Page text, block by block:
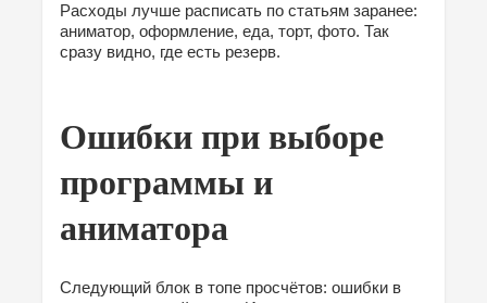
Расходы лучше расписать по статьям заранее:
аниматор, оформление, еда, торт, фото. Так
сразу видно, где есть резерв.
Ошибки при выборе
программы и
аниматора
Следующий блок в топе просчётов: ошибки в